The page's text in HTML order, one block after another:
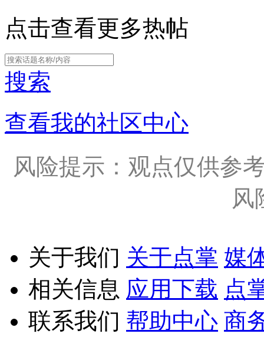
点击查看更多热帖
搜索
查看我的社区中心
风险提示：观点仅供参
风
关于我们 关于点掌 媒
相关信息 应用下载 点
联系我们 帮助中心 商